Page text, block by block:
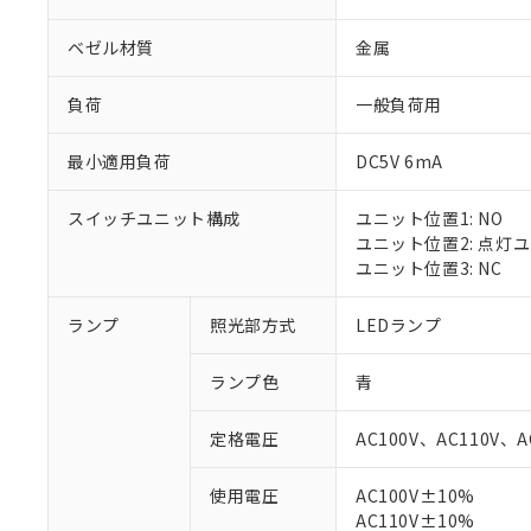
ベゼル材質 金属
負荷 一般負荷用
最小適用負荷 DC5V 6mA
スイッチユニット構成
ユニット位置1: NO
ユニット位置2: 点灯
ユニット位置3: NC
ランプ 照光部方式 LEDランプ
ランプ色 青
定格電圧 AC100V、AC110V、
使用電圧
AC100V±10%
AC110V±10%
※1 対応状況